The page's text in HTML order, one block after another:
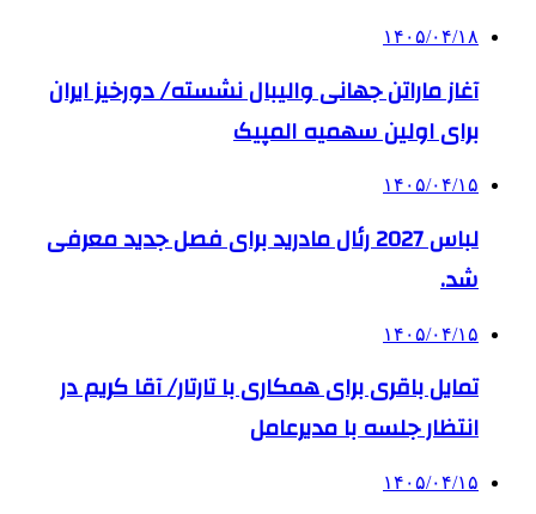
۱۴۰۵/۰۴/۱۸
آغاز ماراتن جهانی والیبال نشسته/ دورخیز ایران
برای اولین سهمیه المپیک
۱۴۰۵/۰۴/۱۵
لباس 2027 رئال مادرید برای فصل جدید معرفی
شد.
۱۴۰۵/۰۴/۱۵
تمایل باقری برای همکاری با تارتار/ آقا کریم در
انتظار جلسه با مدیرعامل
۱۴۰۵/۰۴/۱۵